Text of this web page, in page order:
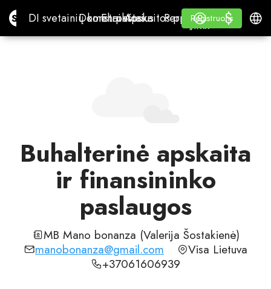
Site.proDI svetainių konstruktorius
DI svetainių konstruktorius
Domenai
DomenaiEl. paštas
El. paštasApskaitos programa
Apskaitos programa
Perpardavėjams
„WHITE LABEL“
Mokymasis
Mokymasis
Registruotis
Registruotis
Prisijungti
$
$
Buhalterinė apskaita
ir finansininko
paslaugos
MB Mano bonanza (Valerija Šostakienė)
manobonanza@gmail.com
Visa Lietuva
+37061606939